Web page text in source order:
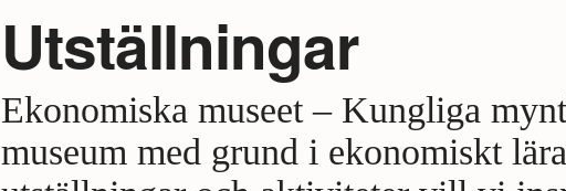
Utställningar
Ekonomiska museet – Kungliga
museum med grund i ekonomiskt